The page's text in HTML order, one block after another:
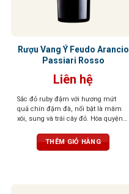
Rượu Vang Ý Feudo Arancio
Passiari Rosso
Liên hệ
Sắc đỏ ruby đậm với hương mứt
quả chín đậm đà, nổi bật là mâm
xôi, sung và trái cây đỏ. Hòa quyện
như tiêu đen, quế, thảo mộc khô,
gợi cảm giác ấm áp và hài hòa.
THÊM GIỎ HÀNG